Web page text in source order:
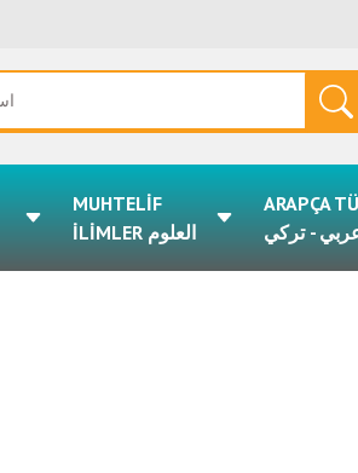
MUHTELİF
İLİMLER العلوم
ARAPÇA
- تركي